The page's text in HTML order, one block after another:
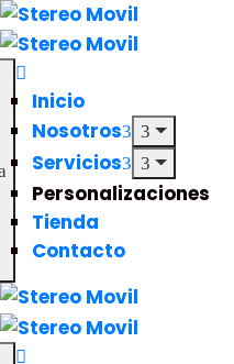
Inicio
Nosotros
Servicios
Personalizaciones
Tienda
Contacto